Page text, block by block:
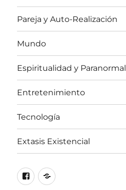
Pareja y Auto-Realización
Mundo
Espiritualidad y Paranormal
Entretenimiento
Tecnología
Extasis Existencial
Facebook
X